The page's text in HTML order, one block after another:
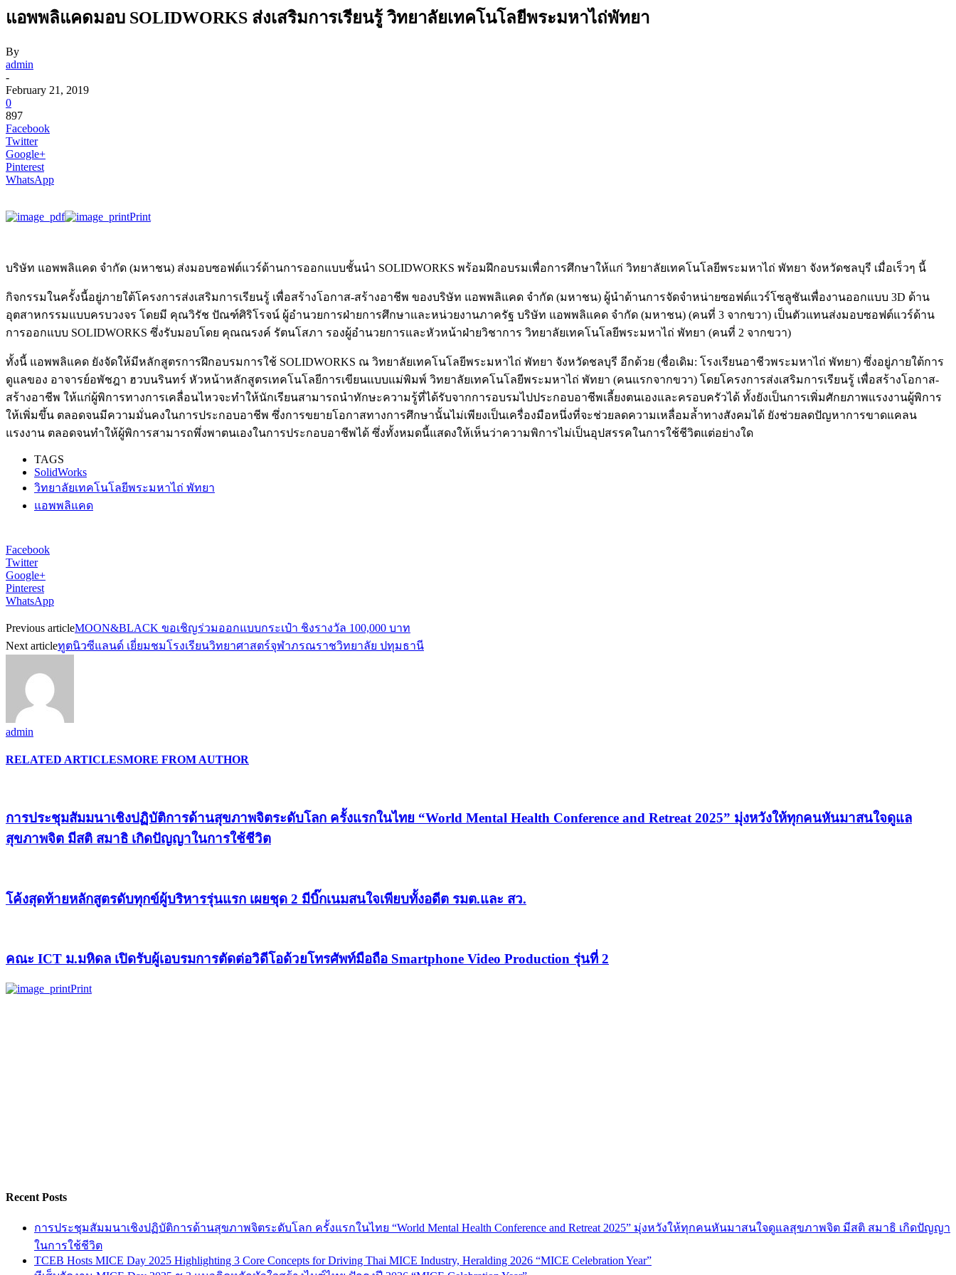
แอพพลิแคดมอบ SOLIDWORKS ส่งเสริมการเรียนรู้ วิทยาลัยเทคโนโลยีพระมหาไถ่พัทยา
By
admin
-
February 21, 2019
0
897
Facebook
Twitter
Google+
Pinterest
WhatsApp
Print
บริษัท แอพพลิแคด จำกัด (มหาชน) ส่งมอบซอฟต์แวร์ด้านการออกแบบชั้นนำ SOLIDWORKS พร้อมฝึกอบรมเพื่อการศึกษาให้แก่ วิทยาลัยเทคโนโลยีพระมหาไถ่ พัทยา จังหวัดชลบุรี เมื่อเร็วๆ นี้
กิจกรรมในครั้งนี้อยู่ภายใต้โครงการส่งเสริมการเรียนรู้ เพื่อสร้างโอกาส-สร้างอาชีพ ของบริษัท แอพพลิแคด จำกัด (มหาชน) ผู้นำด้านการจัดจำหน่ายซอฟต์แวร์โซลูชันเพื่องานออกแบบ 3D ด้าน
อุตสาหกรรมแบบครบวงจร โดยมี คุณวิรัช ปัณฑ์ศิริโรจน์ ผู้อำนวยการฝ่ายการศึกษาและหน่วยงานภาครัฐ บริษัท แอพพลิแคด จำกัด (มหาชน) (คนที่ 3 จากขวา) เป็นตัวแทนส่งมอบซอฟต์แวร์ด้าน
การออกแบบ SOLIDWORKS ซึ่งรับมอบโดย คุณณรงค์ รัตนโสภา รองผู้อำนวยการและหัวหน้าฝ่ายวิชาการ วิทยาลัยเทคโนโลยีพระมหาไถ่ พัทยา (คนที่ 2 จากขวา)
ทั้งนี้ แอพพลิแคด ยังจัดให้มีหลักสูตรการฝึกอบรมการใช้ SOLIDWORKS ณ วิทยาลัยเทคโนโลยีพระมหาไถ่ พัทยา จังหวัดชลบุรี อีกด้วย (ชื่อเดิม: โรงเรียนอาชีวพระมหาไถ่ พัทยา) ซึ่งอยู่ภายใต้การ
ดูแลของ อาจารย์อพัชฎา ฮวบนรินทร์ หัวหน้าหลักสูตรเทคโนโลยีการเขียนแบบแม่พิมพ์ วิทยาลัยเทคโนโลยีพระมหาไถ่ พัทยา (คนแรกจากขวา) โดยโครงการส่งเสริมการเรียนรู้ เพื่อสร้างโอกาส-
สร้างอาชีพ ให้แก่ผู้พิการทางการเคลื่อนไหวจะทำให้นักเรียนสามารถนำทักษะความรู้ที่ได้รับจากการอบรมไปประกอบอาชีพเลี้ยงตนเองและครอบครัวได้ ทั้งยังเป็นการเพิ่มศักยภาพแรงงานผู้พิการ
ให้เพิ่มขึ้น ตลอดจนมีความมั่นคงในการประกอบอาชีพ ซึ่งการขยายโอกาสทางการศึกษานั้นไม่เพียงเป็นเครื่องมือหนึ่งที่จะช่วยลดความเหลื่อมล้ำทางสังคมได้ ยังช่วยลดปัญหาการขาดแคลน
แรงงาน ตลอดจนทำให้ผู้พิการสามารถพึ่งพาตนเองในการประกอบอาชีพได้ ซึ่งทั้งหมดนี้แสดงให้เห็นว่าความพิการไม่เป็นอุปสรรคในการใช้ชีวิตแต่อย่างใด
TAGS
SolidWorks
วิทยาลัยเทคโนโลยีพระมหาไถ่ พัทยา
แอพพลิแคด
Facebook
Twitter
Google+
Pinterest
WhatsApp
Previous articleMOON&BLACK ขอเชิญร่วมออกแบบกระเป๋า ชิงรางวัล 100,000 บาท
Next articleทูตนิวซีแลนด์ เยี่ยมชมโรงเรียนวิทยาศาสตร์จุฬาภรณราชวิทยาลัย ปทุมธานี
admin
RELATED ARTICLESMORE FROM AUTHOR
การประชุมสัมมนาเชิงปฏิบัติการด้านสุขภาพจิตระดับโลก ครั้งแรกในไทย “World Mental Health Conference and Retreat 2025” มุ่งหวังให้ทุกคนหันมาสนใจดูแล
สุขภาพจิต มีสติ สมาธิ เกิดปัญญาในการใช้ชีวิต
โค้งสุดท้ายหลักสูตรดับทุกข์ผู้บริหารรุ่นแรก เผยชุด 2 มีบิ๊กเนมสนใจเพียบทั้งอดีต รมต.และ สว.
คณะ ICT ม.มหิดล เปิดรับผู้เอบรมการตัดต่อวิดีโอด้วยโทรศัพท์มือถือ Smartphone Video Production รุ่นที่ 2
Print
Recent Posts
การประชุมสัมมนาเชิงปฏิบัติการด้านสุขภาพจิตระดับโลก ครั้งแรกในไทย “World Mental Health Conference and Retreat 2025” มุ่งหวังให้ทุกคนหันมาสนใจดูแลสุขภาพจิต มีสติ สมาธิ เกิดปัญญา
ในการใช้ชีวิต
TCEB Hosts MICE Day 2025 Highlighting 3 Core Concepts for Driving Thai MICE Industry, Heralding 2026 “MICE Celebration Year”